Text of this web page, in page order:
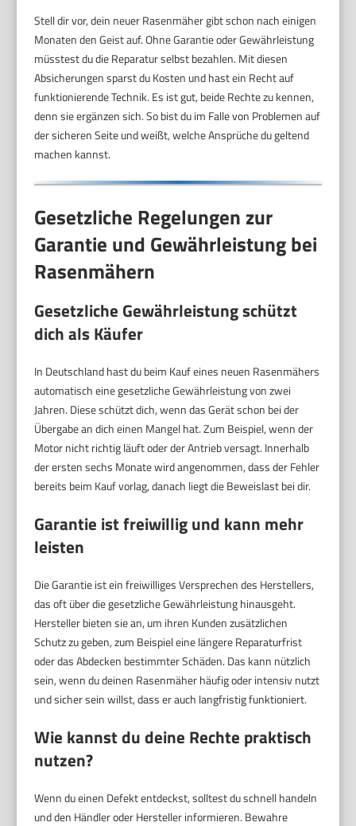
Stell dir vor, dein neuer Rasenmäher gibt schon nach einigen
Monaten den Geist auf. Ohne Garantie oder Gewährleistung
müsstest du die Reparatur selbst bezahlen. Mit diesen
Absicherungen sparst du Kosten und hast ein Recht auf
funktionierende Technik. Es ist gut, beide Rechte zu kennen,
denn sie ergänzen sich. So bist du im Falle von Problemen auf
der sicheren Seite und weißt, welche Ansprüche du geltend
machen kannst.
Gesetzliche Regelungen zur
Garantie und Gewährleistung bei
Rasenmähern
Gesetzliche Gewährleistung schützt
dich als Käufer
In Deutschland hast du beim Kauf eines neuen Rasenmähers
automatisch eine gesetzliche Gewährleistung von zwei
Jahren. Diese schützt dich, wenn das Gerät schon bei der
Übergabe an dich einen Mangel hat. Zum Beispiel, wenn der
Motor nicht richtig läuft oder der Antrieb versagt. Innerhalb
der ersten sechs Monate wird angenommen, dass der Fehler
bereits beim Kauf vorlag, danach liegt die Beweislast bei dir.
Garantie ist freiwillig und kann mehr
leisten
Die Garantie ist ein freiwilliges Versprechen des Herstellers,
das oft über die gesetzliche Gewährleistung hinausgeht.
Hersteller bieten sie an, um ihren Kunden zusätzlichen
Schutz zu geben, zum Beispiel eine längere Reparaturfrist
oder das Abdecken bestimmter Schäden. Das kann nützlich
sein, wenn du deinen Rasenmäher häufig oder intensiv nutzt
und sicher sein willst, dass er auch langfristig funktioniert.
Wie kannst du deine Rechte praktisch
nutzen?
Wenn du einen Defekt entdeckst, solltest du schnell handeln
und den Händler oder Hersteller informieren. Bewahre